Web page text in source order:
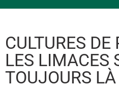
CULTURES
LES LIMACES
TOUJOURS LÀ